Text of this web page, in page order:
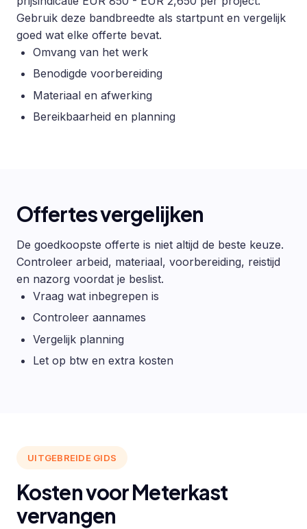
Gebruik deze bandbreedte als startpunt en vergelijk
goed wat elke offerte bevat.
Omvang van het werk
Benodigde voorbereiding
Materiaal en afwerking
Bereikbaarheid en planning
Offertes vergelijken
De goedkoopste offerte is niet altijd de beste keuze.
Controleer arbeid, materiaal, voorbereiding, reistijd
en nazorg voordat je beslist.
Vraag wat inbegrepen is
Controleer aannames
Vergelijk planning
Let op btw en extra kosten
UITGEBREIDE GIDS
Kosten voor Meterkast
vervangen